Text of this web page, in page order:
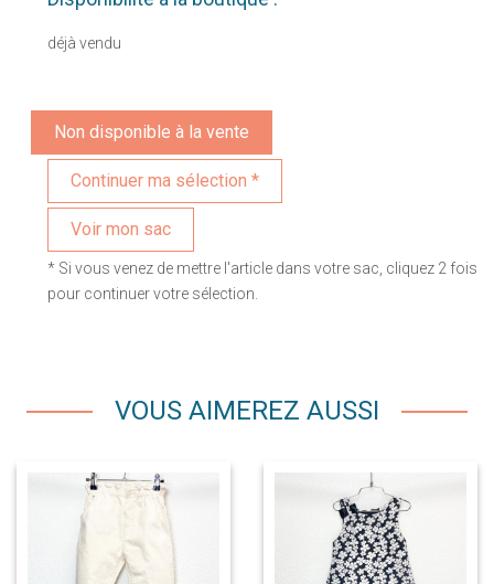
déjà vendu
Non disponible à la vente
Voir mon sac
* Si vous venez de mettre l'article dans votre sac, cliquez 2 fois
pour continuer votre sélection.
VOUS AIMEREZ AUSSI